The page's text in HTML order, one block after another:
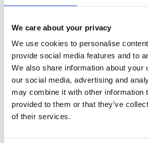
We care about your privacy
We use cookies to personalise
provide social media features and to
We also share information about your
our social media, advertising and
may combine it with other information
provided to them or that they’ve
of their services.
Δωρεάν On Line σεμινάριο.
Το σεμινάριο απευθύνεται σε
Β/θμιας Εκπαίδευσης (Δημόσιας και
επιθυμούν να μάθουν σχετικά με το